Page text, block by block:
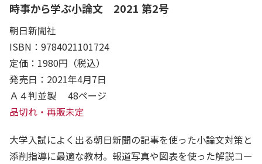
時事から学ぶ小論文 2021 第2号
朝日新聞社
ISBN：9784021101724
定価：1980円（税込）
発売日：2021年4月7日
Ａ４判並製 48ページ
品切れ・再販未定
大学入試によく出る朝日新聞の記事を使った小論文対策と
添削指導に最適な教材。報道写真や図表を使った解説コー